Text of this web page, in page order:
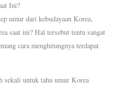
Ini?
umur dari kebudayaan Korea,
saat ini? Hal tersebut tentu sangat
cara menghitungnya terdapat
sekali untuk tahu umur Korea